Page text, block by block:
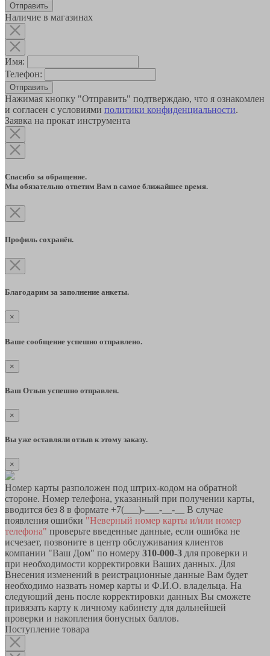
Наличие в магазинах
Имя:
Телефон:
Отправить
Нажимая кнопку "Отправить" подтверждаю, что я ознакомлен
и согласен с условиями политики конфиденциальности.
Заявка на прокат инструмента
Спасибо за обращение.
Мы обязательно ответим Вам в самое ближайшее время.
Профиль сохранён.
Благодарим за заполнение анкеты.
×
Ваше сообщение успешно отправлено.
×
Ваш Отзыв успешно отправлен.
×
Вы уже оставляли отзыв к этому заказу.
×
Номер карты разположен под штрих-кодом на обратной
стороне. Номер телефона, указанный при получении карты,
вводится без 8 в формате +7(___)-___-__-__ В случае
появления ошибки "Неверный номер карты и/или номер
телефона" проверьте введенные данные, если ошибка не
исчезает, позвоните в центр обслуживания клиентов
компании "Ваш Дом" по номеру 310-000-3 для проверки и
при необходимости корректировки Ваших данных. Для
Внесения изменений в реистрационные данные Вам будет
необходимо назвать номер карты и Ф.И.О. владельца. На
следующий день после корректировки данных Вы сможете
привязать карту к личному кабинету для дальнейшей
проверки и накопления бонусных баллов.
Поступление товара